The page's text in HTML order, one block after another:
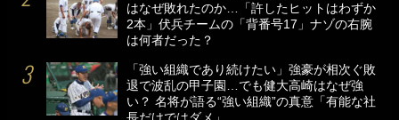
はなぜ敗れたのか…「許したヒットはわずか
2本」伏兵チームの「背番号17」ナゾの右腕
は何者だった？
「強い組織であり続けたい」強豪が相次ぐ敗
退で波乱の甲子園…でも健大高崎はなぜ強
い？ 名将が語る“強い組織”の真意「有能な社